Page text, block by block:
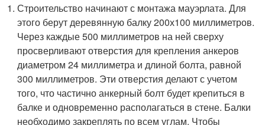
Строительство начинают с монтажа мауэрлата. Для
этого берут деревянную балку 200х100 миллиметров.
Через каждые 500 миллиметров на ней сверху
просверливают отверстия для крепления анкеров
диаметром 24 миллиметра и длиной болта, равной
300 миллиметров. Эти отверстия делают с учетом
того, что частично анкерный болт будет крепиться в
балке и одновременно располагаться в стене. Балки
необходимо закреплять по всем углам. Чтобы